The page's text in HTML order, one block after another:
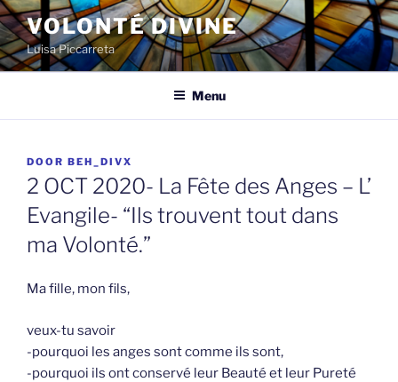
Spring
naar
de
inhoud
VOLONTÉ DIVINE
Luisa Piccarreta
Menu
GEPLAATST
OP
DOOR BEH_DIVX
2 OCT 2020- La Fête des Anges – L’
Evangile- “Ils trouvent tout dans
ma Volonté.”
Ma fille, mon fils,
veux-tu savoir
-pourquoi les anges sont comme ils sont,
-pourquoi ils ont conservé leur Beauté et leur Pureté